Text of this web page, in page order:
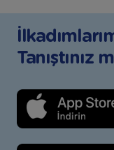
Tanıştınız